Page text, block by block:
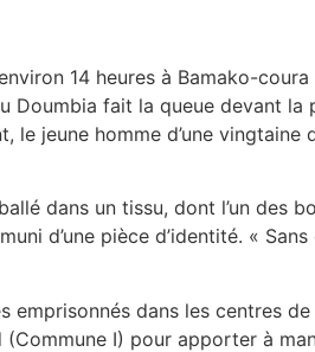
14 heures à Bamako-
Doumbia fait la queue devant
le jeune homme d’une
dans un tissu, dont l’un des
d’une pièce d’identité. «
dans les centres
I) pour apporter à